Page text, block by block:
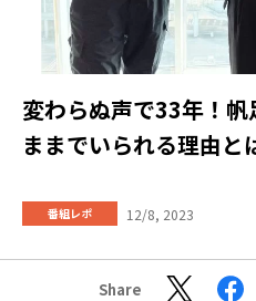
変わらぬ声で33年！
ままでいられる理由と
番組レポ 12/8, 2023
Share